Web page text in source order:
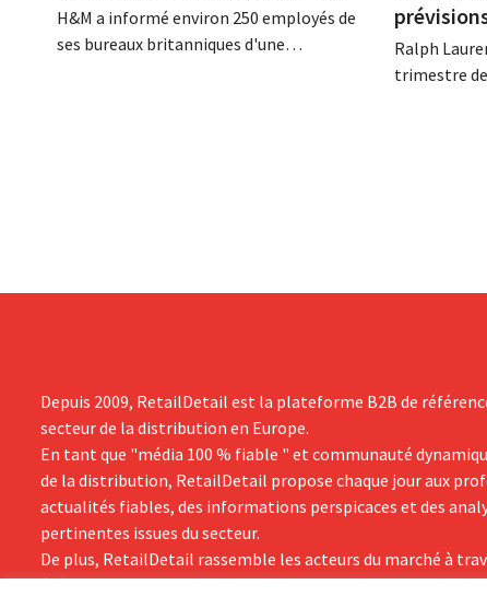
H&M a informé environ 250 employés de
ses bureaux britanniques d'une
Ralph
trimestre
Depuis 2009, RetailDetail est la plateforme B2B de
secteur de la distribution en Europe.
En tant que "média 100 % fiable " et communauté
de la distribution, RetailDetail propose chaque jour aux
actualités fiables, des informations perspicaces et des
pertinentes issues du secteur.
De plus, RetailDetail rassemble les acteurs du marché à
événements inspirants et des visites exclusives de